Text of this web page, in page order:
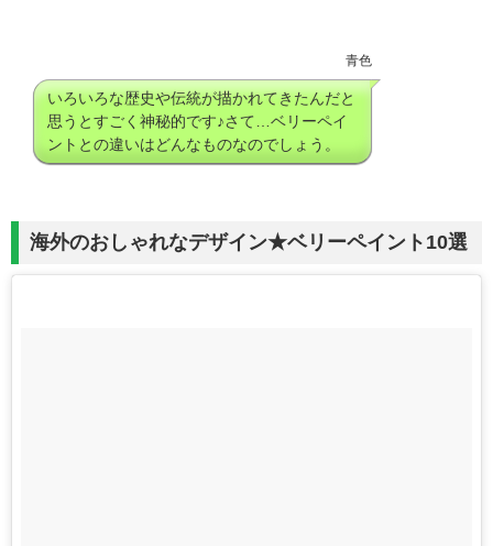
青色
いろいろな歴史や伝統が描かれてきたんだと
思うとすごく神秘的です♪さて…ベリーペイ
ントとの違いはどんなものなのでしょう。
海外のおしゃれなデザイン★ベリーペイント10選